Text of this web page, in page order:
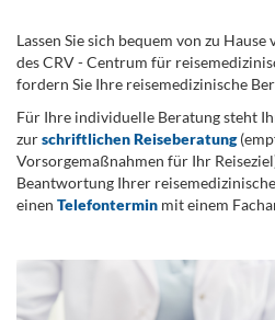
Lassen Sie sich bequem von zu
des CRV - Centrum für
fordern Sie Ihre reisemedizinische
Für Ihre individuelle Beratung steht
zurschriftlichen Reiseberatung
Vorsorgemaßnahmen für Ihr
Beantwortung Ihrer
einen Telefontermin mit einem